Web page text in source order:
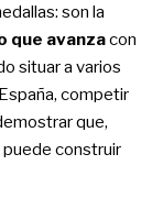
son la
que avanzacon
situar a varios
competir
que,
puede construir